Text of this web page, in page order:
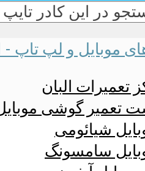
تعمیرات البان
تعمیر گوشی
شیائومی
سامسونگ